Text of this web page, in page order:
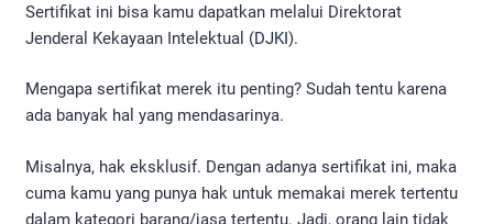
Sertifikat ini bisa kamu dapatkan melalui Direktorat
Jenderal Kekayaan Intelektual (DJKI).
Mengapa sertifikat merek itu penting? Sudah tentu karena
ada banyak hal yang mendasarinya.
Misalnya, hak eksklusif. Dengan adanya sertifikat ini, maka
cuma kamu yang punya hak untuk memakai merek tertentu
dalam kategori barang/jasa tertentu. Jadi, orang lain tidak